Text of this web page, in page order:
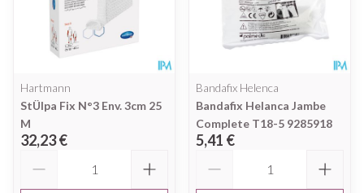
Hartmann
StÜlpa Fix N°3 Env. 3cm 25
M
32,23 €
Bandafix Helenca
Bandafix Helanca Jambe
Complete T18-5 9285918
5,41 €